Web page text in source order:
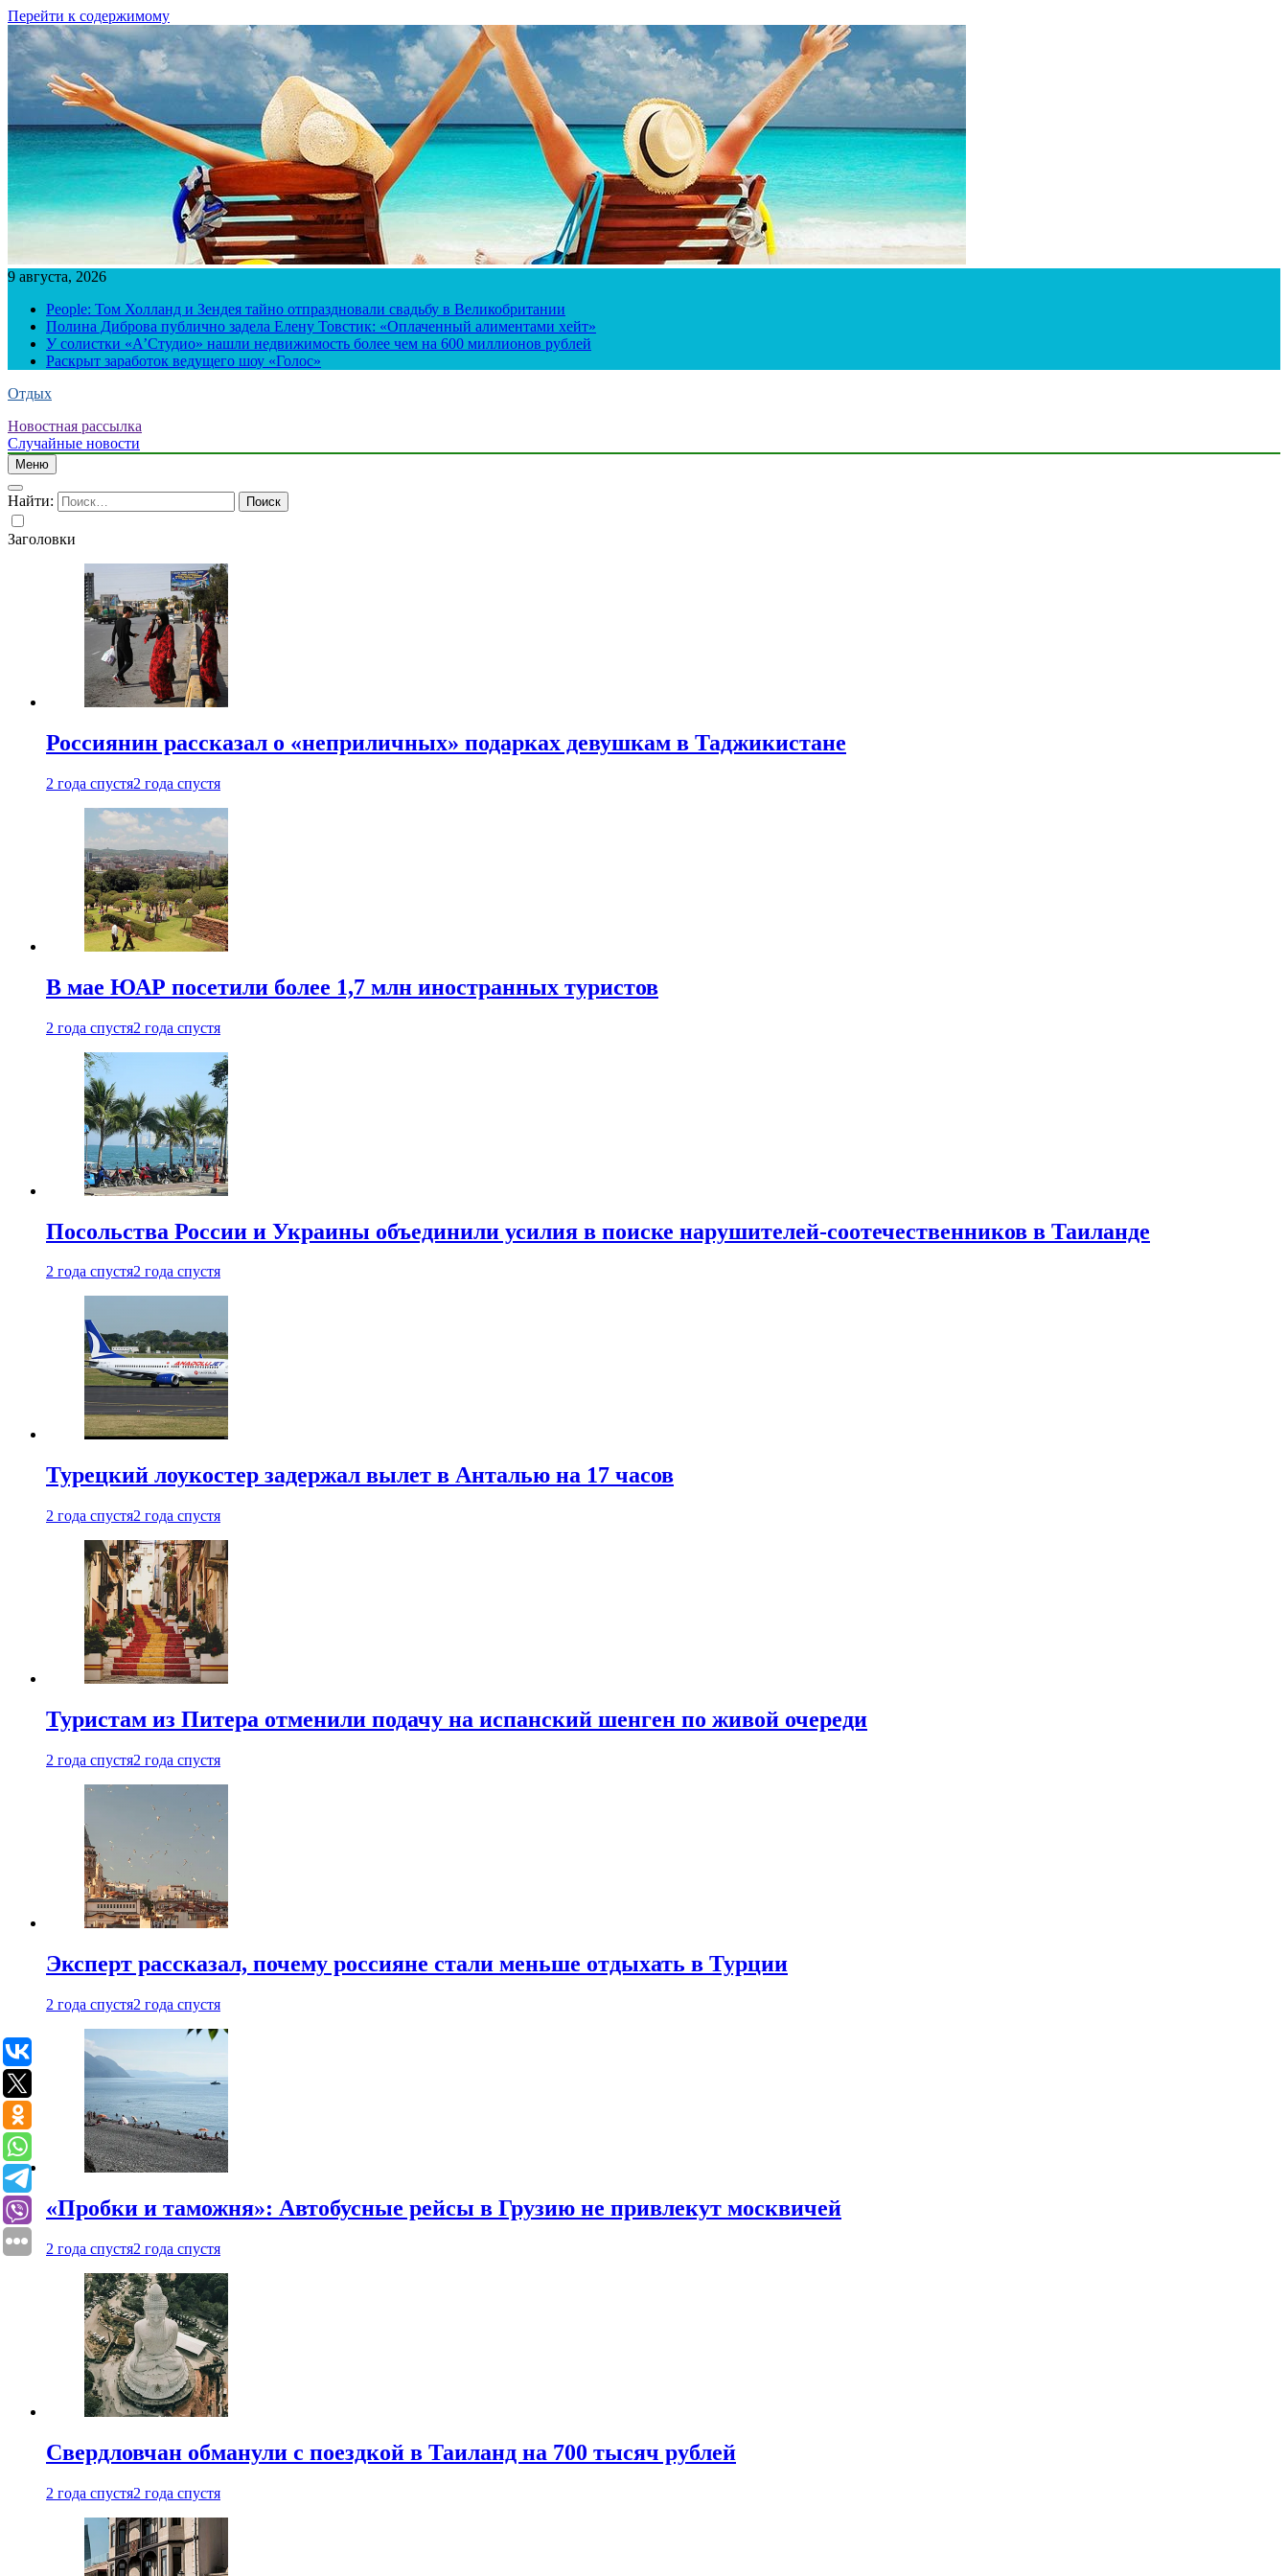
Перейти к содержимому
9 августа, 2026
People: Том Холланд и Зендея тайно отпраздновали свадьбу в Великобритании
Полина Диброва публично задела Елену Товстик: «Оплаченный алиментами хейт»
У солистки «А’Студио» нашли недвижимость более чем на 600 миллионов рублей
Раскрыт заработок ведущего шоу «Голос»
Отдых
Новостная рассылка
Случайные новости
Меню
Найти:
Заголовки
Россиянин рассказал о «неприличных» подарках девушкам в Таджикистане
2 года спустя2 года спустя
В мае ЮАР посетили более 1,7 млн иностранных туристов
2 года спустя2 года спустя
Посольства России и Украины объединили усилия в поиске нарушителей-соотечественников в Таиланде
2 года спустя2 года спустя
Турецкий лоукостер задержал вылет в Анталью на 17 часов
2 года спустя2 года спустя
Туристам из Питера отменили подачу на испанский шенген по живой очереди
2 года спустя2 года спустя
Эксперт рассказал, почему россияне стали меньше отдыхать в Турции
2 года спустя2 года спустя
«Пробки и таможня»: Автобусные рейсы в Грузию не привлекут москвичей
2 года спустя2 года спустя
Свердловчан обманули с поездкой в Таиланд на 700 тысяч рублей
2 года спустя2 года спустя